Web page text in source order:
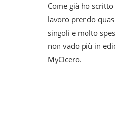
Come già ho
lavoro prendo
singoli e molto
non vado più in
MyCicero.